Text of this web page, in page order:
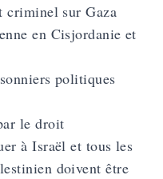
criminel sur Gaza
en Cisjordanie et
politiques
le droit
à Israël et tous les
doivent être